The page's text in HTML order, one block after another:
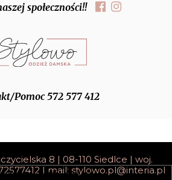
społeczności!!
Pomoc 572 577 412
8 | 08-110 Siedlce | woj.
| mail: stylowo.pl@interia.pl
pełną wersję strony